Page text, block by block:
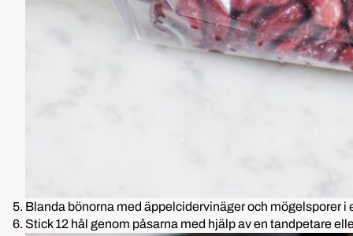
5. Blanda bönorna med äppelcidervinäger och mögelsporer
6. Stick 12 hål genom påsarna med hjälp av en tandpetare